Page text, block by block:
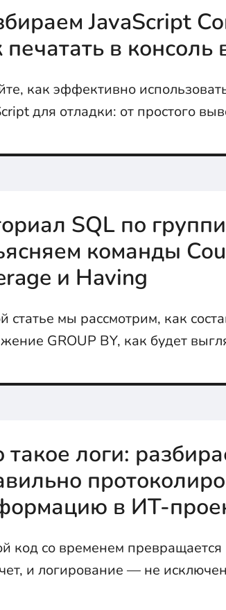
JavaScript
печатать в консоль
как эффективно
для отладки: от простого
сообщений в консоли!
SQL по
команды
и Having
статье мы рассмотрим, как
GROUP BY, как будет
такое логи:
в ИТ-
код со временем превращается
и логирование — не исключение. Как же